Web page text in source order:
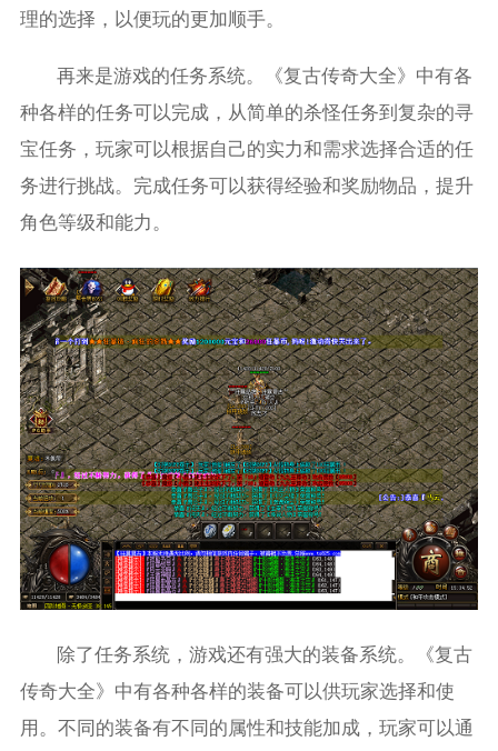
理的选择，以便玩的更加顺手。
再来是游戏的任务系统。《复古传奇大全》中有各
种各样的任务可以完成，从简单的杀怪任务到复杂的寻
宝任务，玩家可以根据自己的实力和需求选择合适的任
务进行挑战。完成任务可以获得经验和奖励物品，提升
角色等级和能力。
除了任务系统，游戏还有强大的装备系统。《复古
传奇大全》中有各种各样的装备可以供玩家选择和使
用。不同的装备有不同的属性和技能加成，玩家可以通